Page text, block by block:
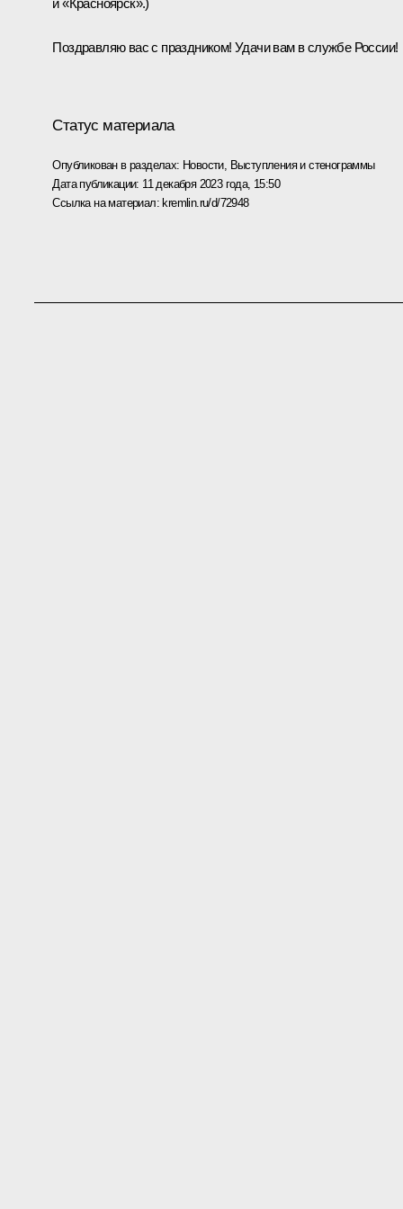
Поздравляю вас с праздником! Удачи вам в службе России!
Статус материала
Опубликован в разделах: Новости, Выступления и стенограммы
Дата публикации: 11 декабря 2023 года, 15:50
Ссылка на материал: kremlin.ru/d/72948